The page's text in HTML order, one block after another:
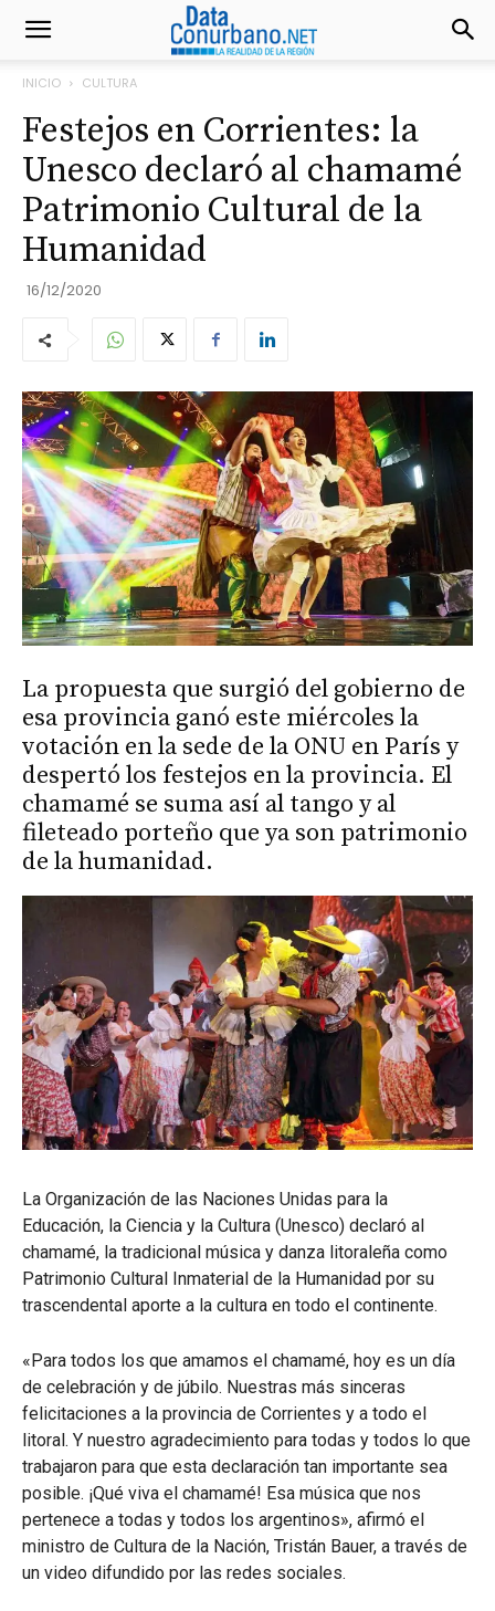
INICIO CULTURA
Festejos en Corrientes: la
Unesco declaró al chamamé
Patrimonio Cultural de la
Humanidad
16/12/2020
La propuesta que surgió del gobierno de
esa provincia ganó este miércoles la
votación en la sede de la ONU en París y
despertó los festejos en la provincia. El
chamamé se suma así al tango y al
fileteado porteño que ya son patrimonio
de la humanidad.
La Organización de las Naciones Unidas para la
Educación, la Ciencia y la Cultura (Unesco) declaró al
chamamé, la tradicional música y danza litoraleña como
Patrimonio Cultural Inmaterial de la Humanidad por su
trascendental aporte a la cultura en todo el continente.
«Para todos los que amamos el chamamé, hoy es un día
de celebración y de júbilo. Nuestras más sinceras
felicitaciones a la provincia de Corrientes y a todo el
litoral. Y nuestro agradecimiento para todas y todos lo que
trabajaron para que esta declaración tan importante sea
posible. ¡Qué viva el chamamé! Esa música que nos
pertenece a todas y todos los argentinos», afirmó el
ministro de Cultura de la Nación, Tristán Bauer, a través de
un video difundido por las redes sociales.